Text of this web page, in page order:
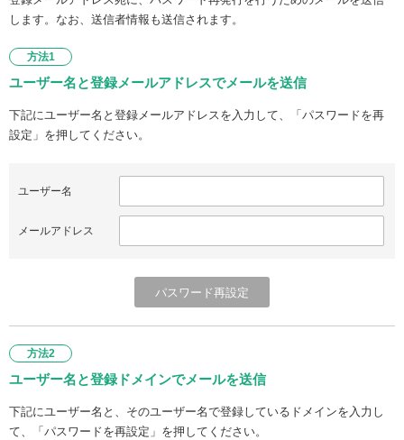
します。なお、送信者情報も送信されます。
方法1
ユーザー名と登録メールアドレスでメールを送信
下記にユーザー名と登録メールアドレスを入力して、「パスワードを再
設定」を押してください。
ユーザー名
メールアドレス
方法2
ユーザー名と登録ドメインでメールを送信
下記にユーザー名と、そのユーザー名で登録しているドメインを入力し
て、「パスワードを再設定」を押してください。